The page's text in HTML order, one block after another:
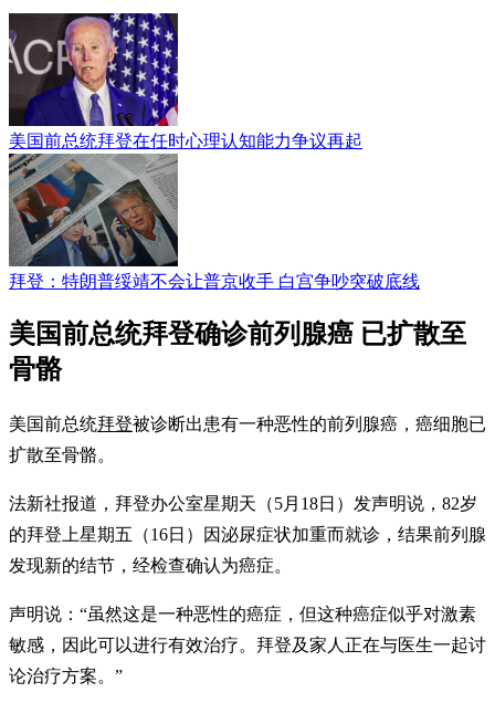
美国前总统拜登在任时心理认知能力争议再起
拜登：特朗普绥靖不会让普京收手 白宫争吵突破底线
美国前总统拜登确诊前列腺癌 已扩散至
骨骼
美国前总统拜登被诊断出患有一种恶性的前列腺癌，癌细胞已
扩散至骨骼。
法新社报道，拜登办公室星期天（5月18日）发声明说，82岁
的拜登上星期五（16日）因泌尿症状加重而就诊，结果前列腺
发现新的结节，经检查确认为癌症。
声明说：“虽然这是一种恶性的癌症，但这种癌症似乎对激素
敏感，因此可以进行有效治疗。拜登及家人正在与医生一起讨
论治疗方案。”